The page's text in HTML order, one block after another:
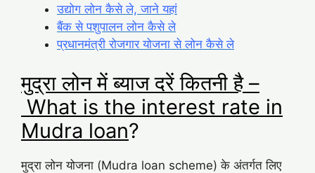
उद्योग लोन कैसे ले, जाने यहां
बैंक से पशुपालन लोन कैसे ले
प्रधानमंत्री रोजगार योजना से लोन कैसे ले
मुद्रा लोन में ब्याज दरें कितनी है –
What is the interest rate in
Mudra loan?
मुद्रा लोन योजना (Mudra loan scheme) के अंतर्गत लिए